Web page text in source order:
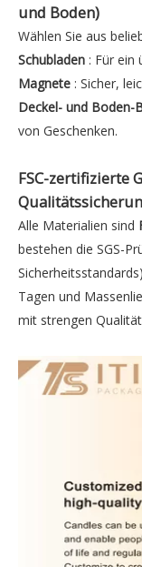
und Boden)
Wählen Sie aus
Schubladen : Für ein
Magnete : Sicher,
Deckel- und Boden-
von Geschenken.
FSC-zertifizierte
Alle Materialien sind
bestehen die SGS-
Tagen und
mit strengen